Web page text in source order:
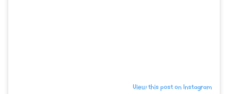
View this post on Instagram